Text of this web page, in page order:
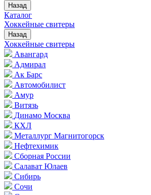
Назад
Каталог
Хоккейные свитеры
Назад
Хоккейные свитеры
Авангард
Адмирал
Ак Барс
Автомобилист
Амур
Витязь
Динамо Москва
КХЛ
Металлург Магнитогорск
Нефтехимик
Сборная России
Салават Юлаев
Сибирь
Сочи